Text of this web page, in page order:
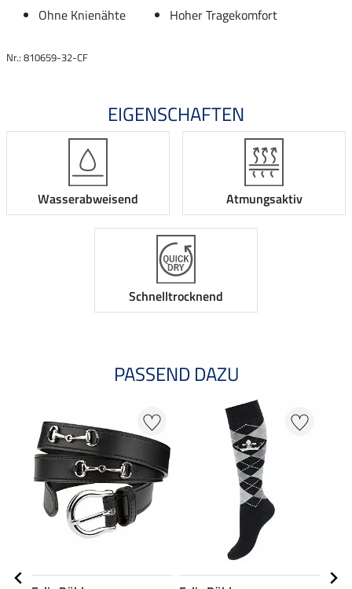
Ohne Knienähte Hoher Tragekomfort
Nr.: 810659-32-CF
EIGENSCHAFTEN
Wasserabweisend Atmungsaktiv
Schnelltrocknend
PASSEND DAZU